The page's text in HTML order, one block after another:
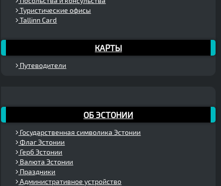
Туристические офисы
Tallinn Card
КАРТЫ
Путеводители
ОБ ЭСТОНИИ
Государственная символика Эстонии
Флаг Эстонии
Герб Эстонии
Валюта Эстонии
Праздники
Административное устройство